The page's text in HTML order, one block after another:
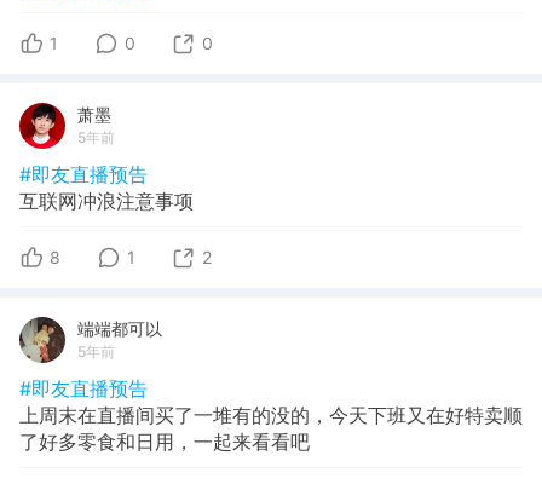
1 0 0
萧墨
5年前
#即友直播预告
互联网冲浪注意事项
8 1 2
端端都可以
5年前
#即友直播预告
上周末在直播间买了一堆有的没的，今天下班又在好特卖顺
了好多零食和日用，一起来看看吧